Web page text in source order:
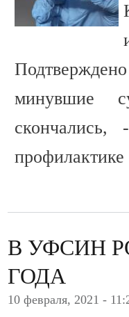
минувшие
В УФСИН
ГОДА
10 февраля, 2021 -